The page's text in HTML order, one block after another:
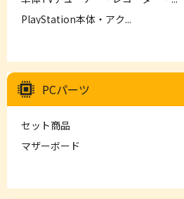
PlayStation本体・アク...
PCパーツ
セット商品
マザーボード